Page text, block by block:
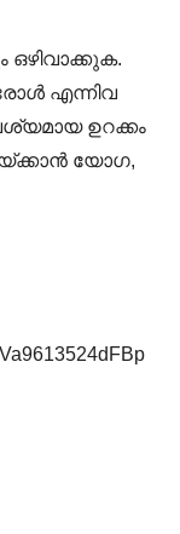
എന്നിവ
ഉറക്കം
യോഗ,